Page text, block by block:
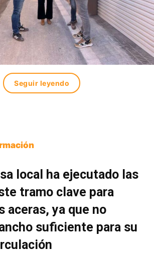
Seguir leyendo
local ha ejecutado las
tramo clave para
aceras, ya que no
suficiente para su